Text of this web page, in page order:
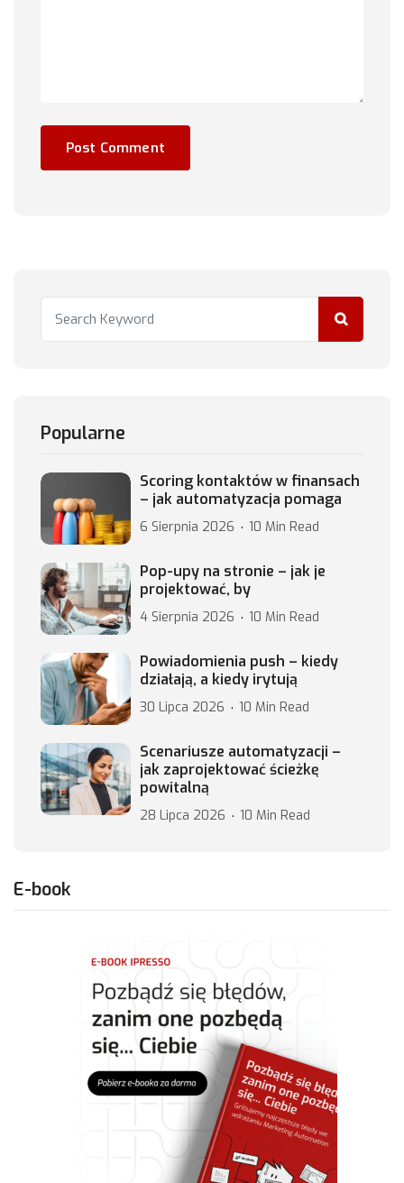
Popularne
Scoring kontaktów w finansach
– jak automatyzacja pomaga
6 Sierpnia 2026 10 Min Read
Pop-upy na stronie – jak je
projektować, by
4 Sierpnia 2026 10 Min Read
Powiadomienia push – kiedy
działają, a kiedy irytują
30 Lipca 2026 10 Min Read
Scenariusze automatyzacji –
jak zaprojektować ścieżkę
powitalną
28 Lipca 2026 10 Min Read
E-book